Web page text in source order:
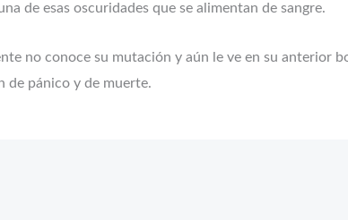
de esas oscuridades que se alimentan de sangre.
no conoce su mutación y aún le ve en su anterior
de pánico y de muerte.